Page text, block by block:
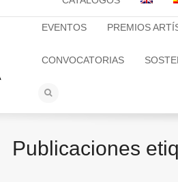
EVENTOS PREMIOS
CONVOCATORIAS
Publicaciones